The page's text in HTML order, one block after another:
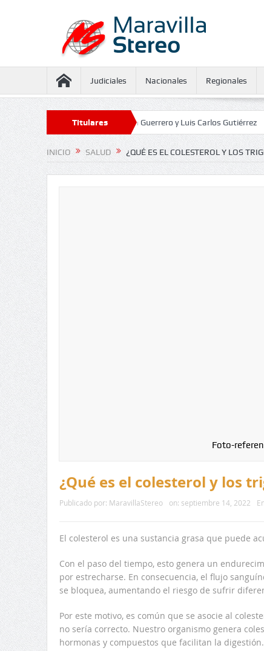
Judiciales Nacionales Regionales
Titulares
contra Juliana Guerrero y Luis Carlos Gutiérrez Defensoría
INICIO SALUD ¿QUÉ ES EL COLESTEROL Y LOS
Foto-
¿Qué es el colesterol y los
Publicado por: MaravillaStereo on: septiembre 14, 2022
El colesterol es una sustancia grasa que puede
Con el paso del tiempo, esto genera un
por estrecharse. En consecuencia, el flujo
se bloquea, aumentando el riesgo de sufrir
Por este motivo, es común que se asocie al
no sería correcto. Nuestro organismo genera
hormonas y compuestos que facilitan la digestión.